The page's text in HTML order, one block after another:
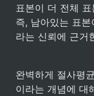
표본이 더 전체
즉, 남아있는 표본
라는 신뢰에 근거
완벽하게 절사평
이라는 개념에 대